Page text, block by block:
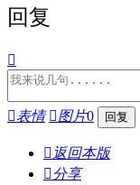
回复

表情 图片0
 返回本版
分享